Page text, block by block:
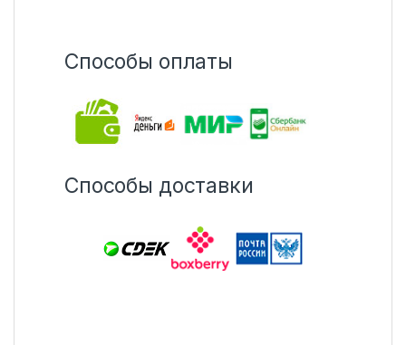
Способы оплаты
Способы доставки